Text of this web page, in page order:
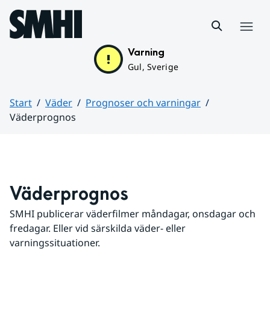
Hoppa till sidans innehåll
Varning
Gul, Sverige
Start Väder
Prognoser och varningar
Väderprognos
Väderprognos
SMHI publicerar väderfilmer måndagar, onsdagar och
fredagar. Eller vid särskilda väder- eller
varningssituationer.